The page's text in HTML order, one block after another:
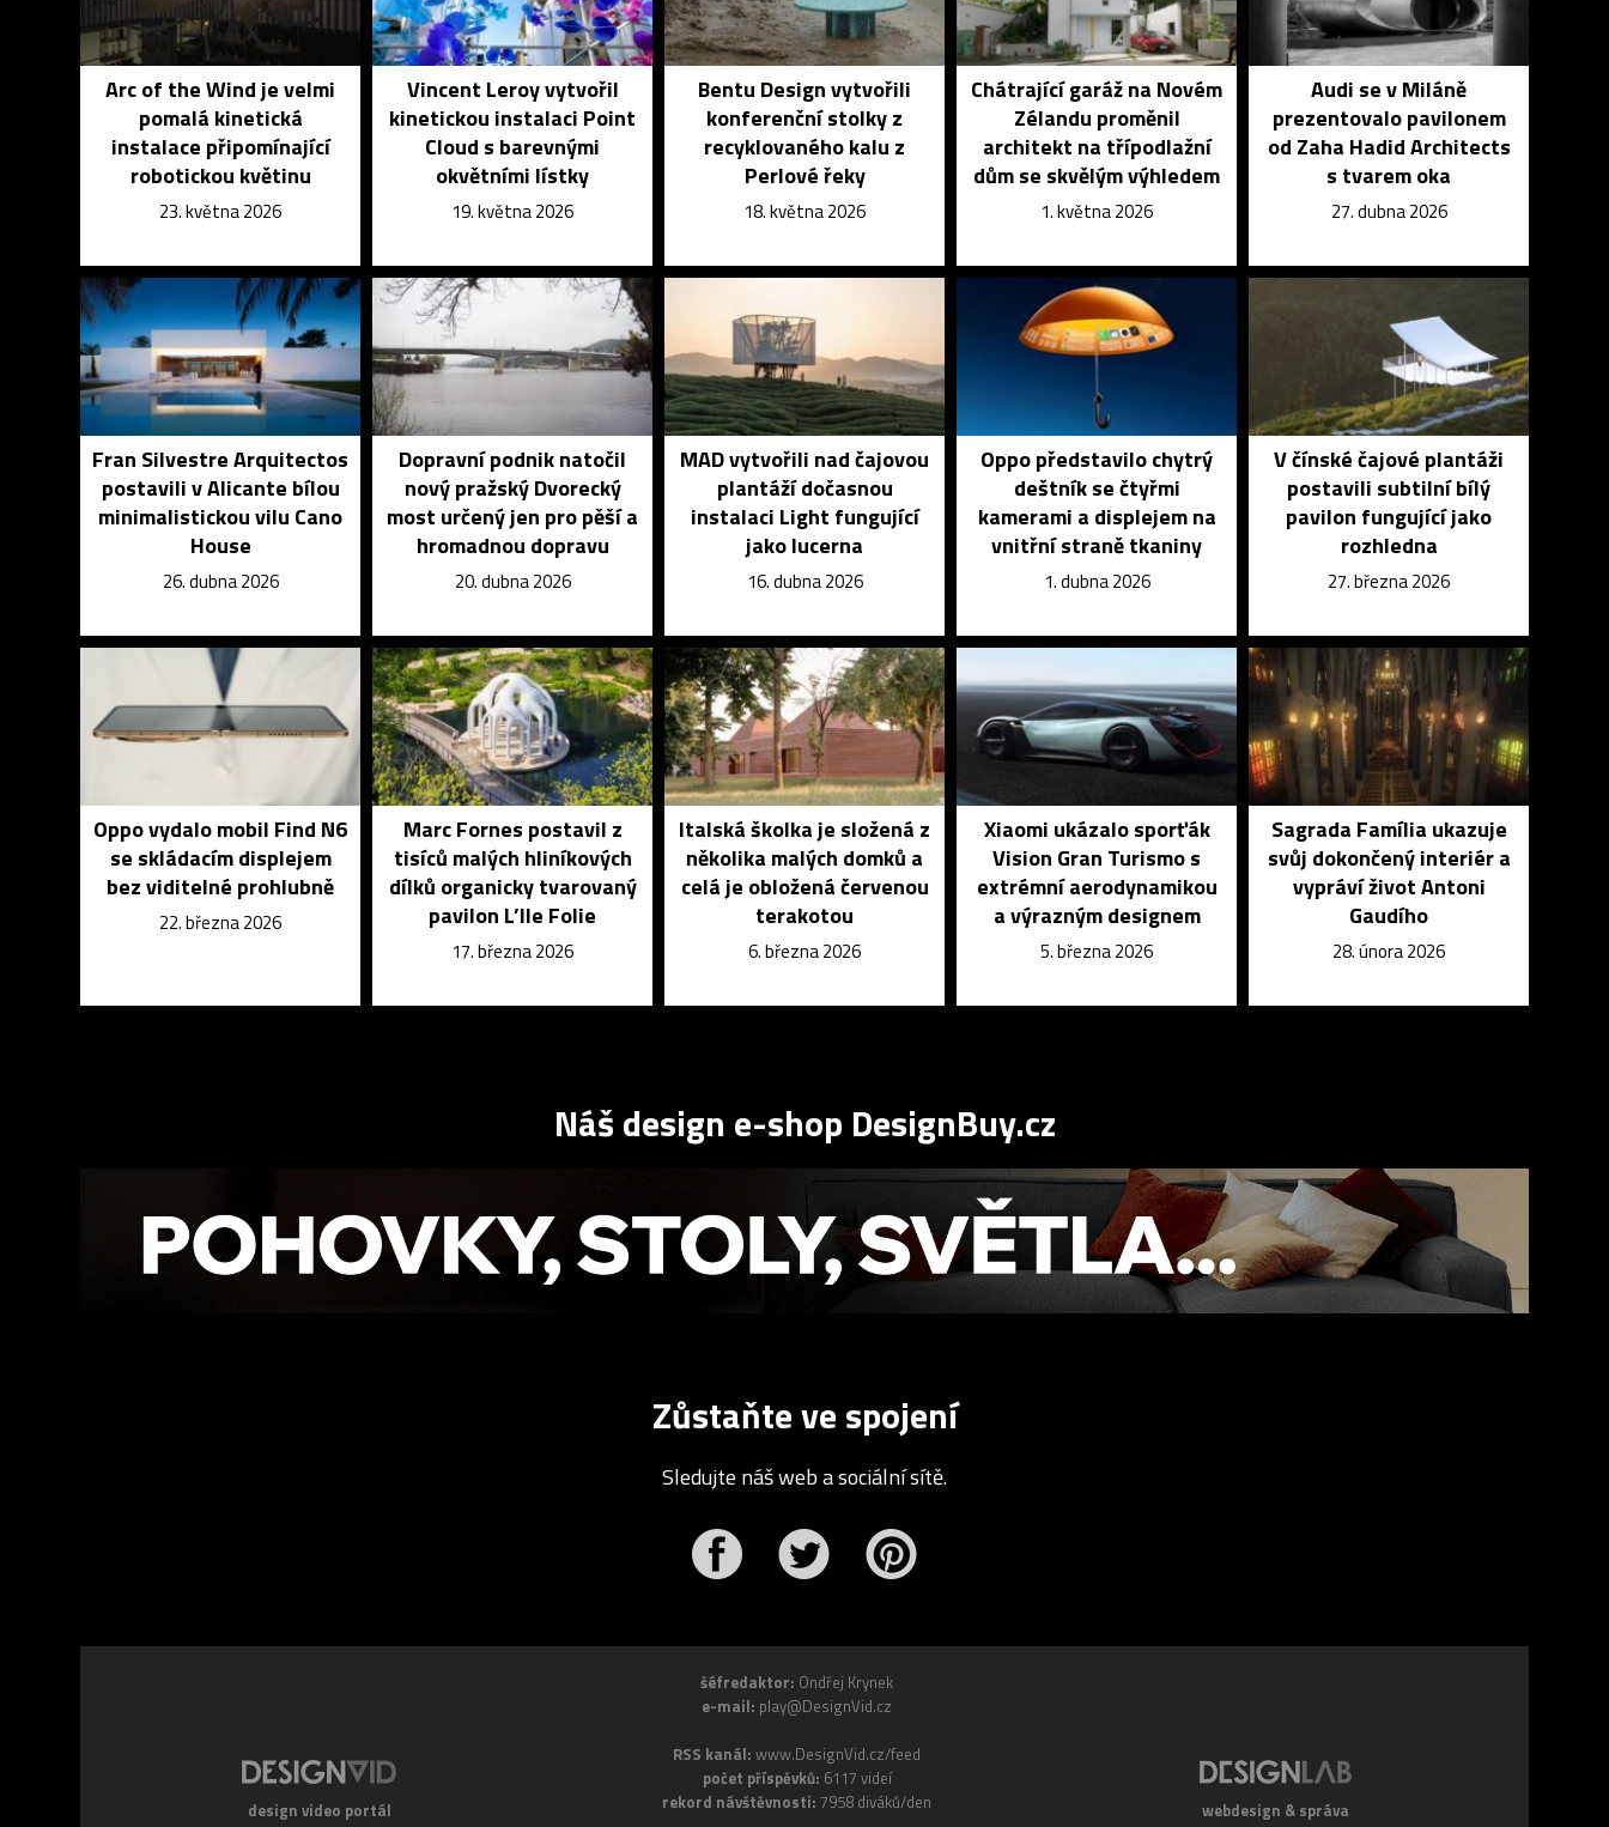
Arc of the Wind je velmi
pomalá kinetická
instalace připomínající
robotickou květinu
23. května 2026
Vincent Leroy vytvořil
kinetickou instalaci Point
Cloud s barevnými
okvětními lístky
19. května 2026
Bentu Design vytvořili
konferenční stolky z
recyklovaného kalu z
Perlové řeky
18. května 2026
Chátrající garáž na Novém
Zélandu proměnil
architekt na třípodlažní
dům se skvělým výhledem
1. května 2026
Audi se v Miláně
prezentovalo pavilonem
od Zaha Hadid Architects
s tvarem oka
27. dubna 2026
Fran Silvestre Arquitectos
postavili v Alicante bílou
minimalistickou vilu Cano
House
26. dubna 2026
Dopravní podnik natočil
nový pražský Dvorecký
most určený jen pro pěší a
hromadnou dopravu
20. dubna 2026
MAD vytvořili nad čajovou
plantáží dočasnou
instalaci Light fungující
jako lucerna
16. dubna 2026
Oppo představilo chytrý
deštník se čtyřmi
kamerami a displejem na
vnitřní straně tkaniny
1. dubna 2026
V čínské čajové plantáži
postavili subtilní bílý
pavilon fungující jako
rozhledna
27. března 2026
Oppo vydalo mobil Find N6
se skládacím displejem
bez viditelné prohlubně
22. března 2026
Marc Fornes postavil z
tisíců malých hliníkových
dílků organicky tvarovaný
pavilon L’Ile Folie
17. března 2026
Italská školka je složená z
několika malých domků a
celá je obložená červenou
terakotou
6. března 2026
Xiaomi ukázalo sporťák
Vision Gran Turismo s
extrémní aerodynamikou
a výrazným designem
5. března 2026
Sagrada Família ukazuje
svůj dokončený interiér a
vypráví život Antoni
Gaudího
28. února 2026
Náš design e-shop DesignBuy.cz
Zůstaňte ve spojení
Sledujte náš web a sociální sítě.
design video portál
šéfredaktor: Ondřej Krynek
e-mail: play@DesignVid.cz
RSS kanál: www.DesignVid.cz/feed
počet příspěvků: 6117 videí
rekord návštěvnosti: 7958 diváků/den
webdesign & správa